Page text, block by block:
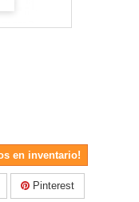
en inventario!
Pinterest